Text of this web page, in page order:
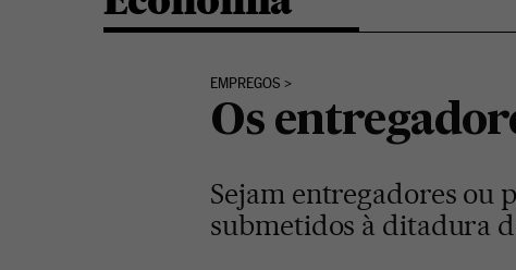
EMPREGOS
Os
Sejam entregadores ou
submetidos à ditadura